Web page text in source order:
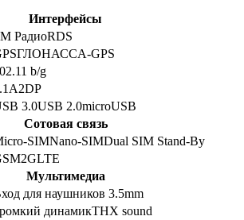
Интерфейсы
РадиоRDS
ГЛОНАССA-GPS
b/g
A2DP
3.0USB 2.0microUSB
Сотовая связь
SIMNano-SIMDual SIM Stand-By
2GLTE
Мультимедиа
для наушников 3.5mm
динамикTHX sound